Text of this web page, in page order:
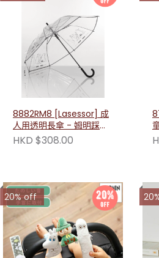
8882RM8 [Lasessor] 成
人用透明長傘 - 姆明踩高
蹺 6430011592821
HKD $308.00
20% off